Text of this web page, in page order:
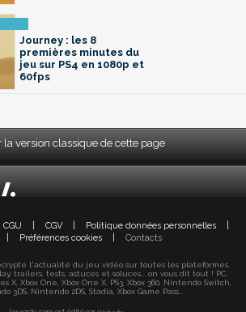
Journey : les 8
premières minutes du
jeu sur PS4 en 1080p et
60fps
la version classique de cette page
CGU CGV Politique données personnelles
Préférences cookies Contacts
l'actualité du jeu vidéo sur toutes les plateformes.
trailers, tests, astuces et soluces... on vous dit tout ! PC,
X, Xbox One, Xbox One X, PS3, Xbox 360, Nintendo Switch,
3DS, Nintendo 2DS, Stadia, Xbox Game Pass...